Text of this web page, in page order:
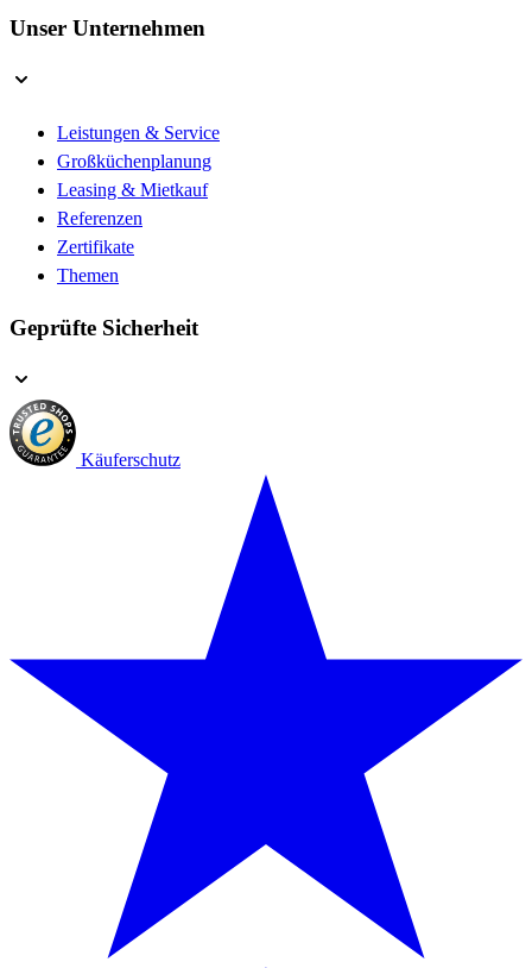
Unser Unternehmen
Leistungen & Service
Großküchenplanung
Leasing & Mietkauf
Referenzen
Zertifikate
Themen
Geprüfte Sicherheit
Käuferschutz